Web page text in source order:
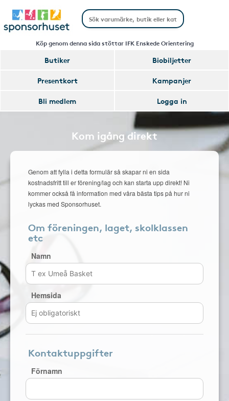
Köp genom denna sida stöttar IFK Enskede Orientering
Butiker
Biobiljetter
Presentkort
Kampanjer
Bli medlem
Logga in
Kom igång direkt
Genom att fylla i detta formulär så skapar ni en sida
kostnadsfritt till er förening/lag och kan starta upp direkt! Ni
kommer också få information med våra bästa tips på hur ni
lyckas med Sponsorhuset.
Om föreningen, laget, skolklassen
etc
Namn
Hemsida
Kontaktuppgifter
Förnamn